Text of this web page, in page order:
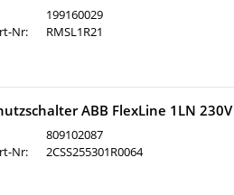
199160029
Nr:
RMSL1R21
ABB FlexLine 1LN 230V
809102087
Nr:
2CSS255301R0064